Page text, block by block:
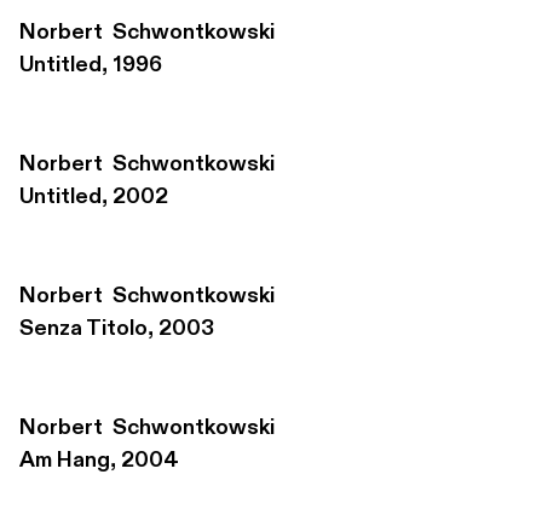
Norbert  Schwontkowski
Untitled, 1996
Norbert  Schwontkowski
Untitled, 2002
Norbert  Schwontkowski
Senza Titolo, 2003
Norbert  Schwontkowski
Am Hang, 2004